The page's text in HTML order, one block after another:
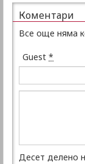
Коментари
Все още няма
Guest *
Десет делено